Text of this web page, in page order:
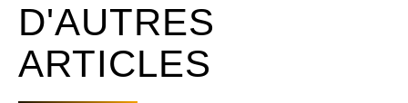
D'AUTRES
ARTICLES